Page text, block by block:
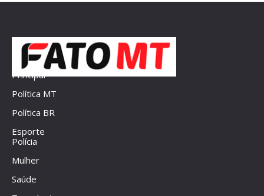
Principal
Política MT
Política BR
Esporte
Polícia
Mulher
Saúde